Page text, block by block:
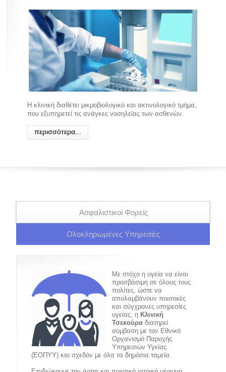
Η κλινική διαθέτει μικροβιολογικό και ακτινολογικό τμήμα,
που εξυπηρετεί τις ανάγκες νοσηλείας των ασθενών.
περισσότερα...
Ασφαλιστικοί Φορείς
Ολοκληρωμένες Υπηρεσίες
Με στόχο η υγεία να είναι
προσβάσιμη σε όλους τους
πολίτες, ώστε να
απολαμβάνουν ποιοτικές
και σύγχρονες υπηρεσίες
υγείας, η Κλινική
Τσεκούρα διατηρεί
σύμβαση με τον Εθνικό
Οργανισμό Παροχής
Υπηρεσιών Υγείας
(ΕΟΠYΥ) και σχεδόν με όλα τα δημόσια ταμεία.